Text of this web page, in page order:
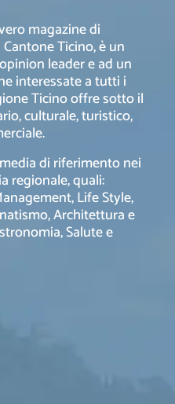
magazine di
Ticino, è un
leader e ad un
interessate a tutti i
Ticino offre sotto il
culturale, turistico,
di riferimento nei
regionale, quali:
Life Style,
Architettura e
Salute e